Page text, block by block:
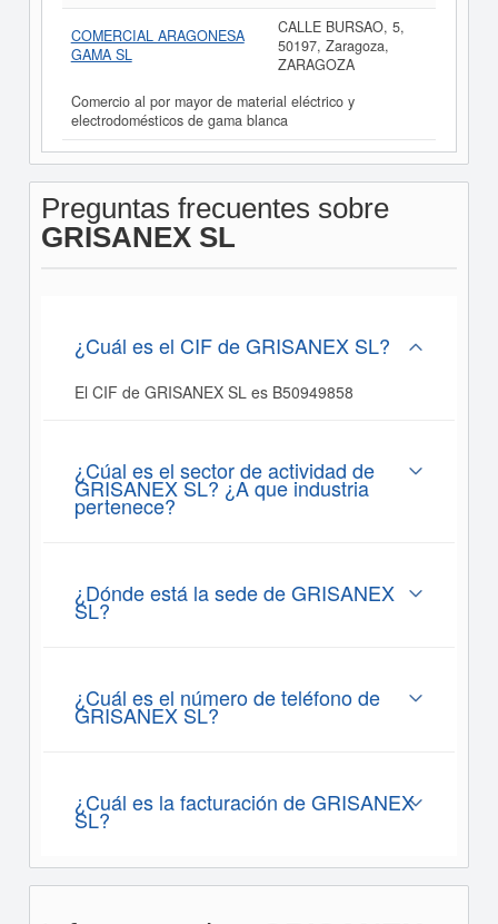
COMERCIAL ARAGONESA
GAMA SL
CALLE BURSAO, 5,
50197, Zaragoza,
ZARAGOZA
Comercio al por mayor de material eléctrico y
electrodomésticos de gama blanca
Preguntas frecuentes sobre
GRISANEX SL
¿Cuál es el CIF de GRISANEX SL?
El CIF de GRISANEX SL es B50949858
¿Cúal es el sector de actividad de
GRISANEX SL? ¿A que industria
pertenece?
¿Dónde está la sede de GRISANEX
SL?
¿Cuál es el número de teléfono de
GRISANEX SL?
¿Cuál es la facturación de GRISANEX
SL?